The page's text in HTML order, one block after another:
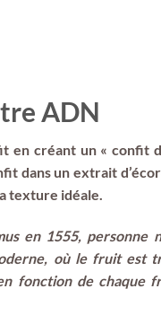
ADN
en créant un « confit
dans un extrait
texture idéale.
en 1555, personne
où le fruit est
fonction de chaque